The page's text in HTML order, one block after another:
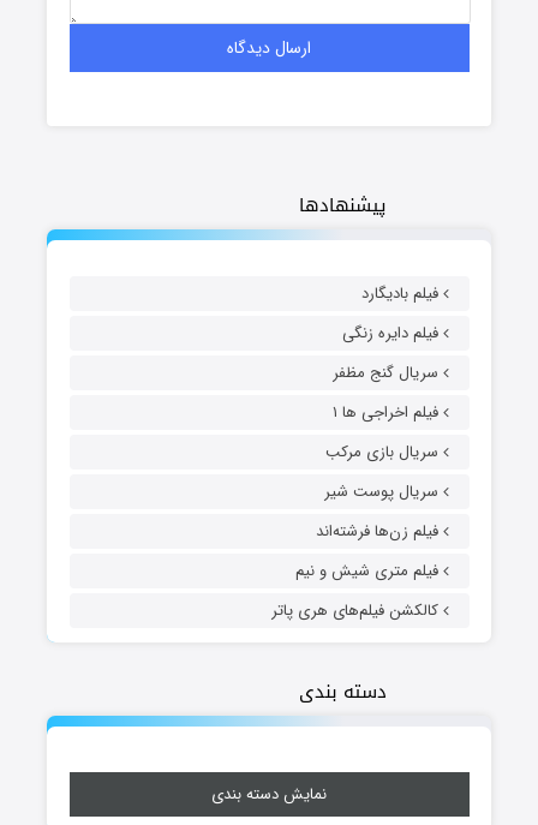
پیشنهادها
فیلم بادیگارد
فیلم دایره زنگی
سریال گنج مظفر
فیلم اخراجی ها ۱
سریال بازی مرکب
سریال پوست شیر
فیلم زن‌ها فرشته‌اند
فیلم متری شیش و نیم
کالکشن فیلم‌های هری پاتر
دسته بندی
نمایش دسته بندی